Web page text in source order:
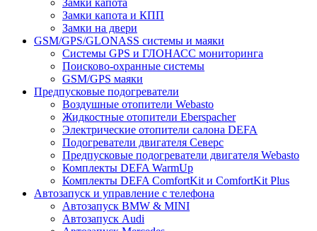
Замки капота
Замки капота и КПП
Замки на двери
GSM/GPS/GLONASS системы и маяки
Системы GPS и ГЛОНАСС мониторинга
Поисково-охранные системы
GSM/GPS маяки
Предпусковые подогреватели
Воздушные отопители Webasto
Жидкостные отопители Eberspacher
Электрические отопители салона DEFA
Подогреватели двигателя Северс
Предпусковые подогреватели двигателя Webasto
Комплекты DEFA WarmUp
Комплекты DEFA ComfortKit и ComfortKit Plus
Автозапуск и управление с телефона
Автозапуск BMW & MINI
Автозапуск Audi